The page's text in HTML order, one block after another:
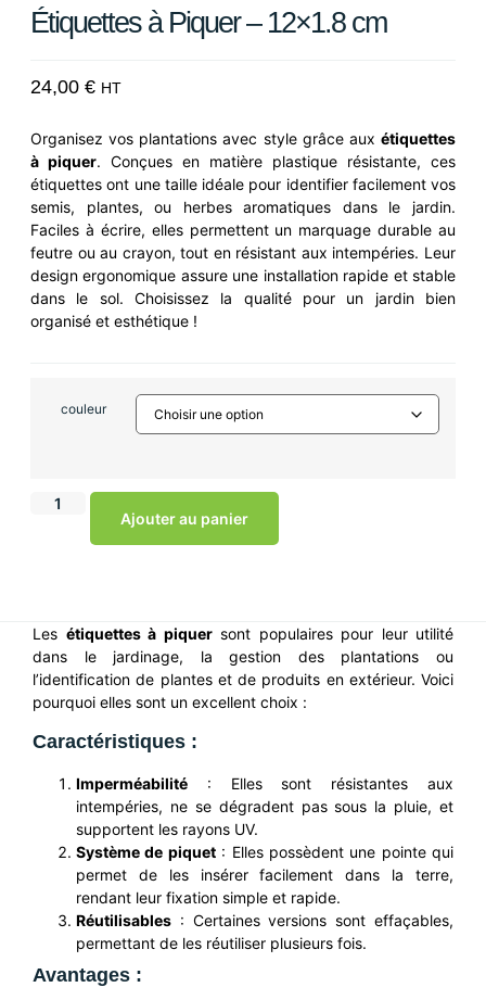
Étiquettes à Piquer – 12×1.8 cm
24,00 € HT
Organisez vos plantations avec style grâce aux étiquettes
à piquer. Conçues en matière plastique résistante, ces
étiquettes ont une taille idéale pour identifier facilement vos
semis, plantes, ou herbes aromatiques dans le jardin.
Faciles à écrire, elles permettent un marquage durable au
feutre ou au crayon, tout en résistant aux intempéries. Leur
design ergonomique assure une installation rapide et stable
dans le sol. Choisissez la qualité pour un jardin bien
organisé et esthétique !
couleur
Ajouter au panier
Les étiquettes à piquersont populaires pour leur utilité
dans le jardinage, la gestion des plantations ou
l’identification de plantes et de produits en extérieur. Voici
pourquoi elles sont un excellent choix :
Caractéristiques :
Imperméabilité : Elles sont résistantes aux
intempéries, ne se dégradent pas sous la pluie, et
supportent les rayons UV.
Système de piquet: Elles possèdent une pointe qui
permet de les insérer facilement dans la terre,
rendant leur fixation simple et rapide.
Réutilisables : Certaines versions sont effaçables,
permettant de les réutiliser plusieurs fois.
Avantages :